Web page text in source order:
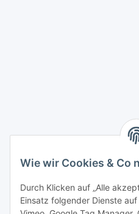
Wie wir Cookies & Co
Durch Klicken auf „Alle
Einsatz folgender Dienste